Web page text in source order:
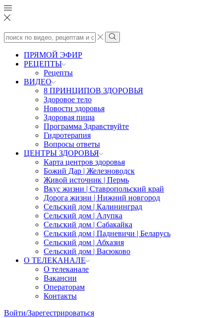
Search
input
Search
ПРЯМОЙ ЭФИР
РЕЦЕПТЫ
Рецепты
ВИДЕО
8 ПРИНЦИПОВ ЗДОРОВЬЯ
Здоровое тело
Новости здоровья
Здоровая пища
Программа Здравствуйте
Гидротерапия
Вопросы ответы
ЦЕНТРЫ ЗДОРОВЬЯ
Карта центров здоровья
Божий Дар | Железноводск
Живой источник | Пермь
Вкус жизни | Ставропольский край
Дорога жизни | Нижний новгород
Сельский дом | Калининград
Сельский дом | Алупка
Сельский дом | Сабакайка
Сельский дом | Падневичи | Беларусь
Сельский дом | Абхазия
Сельский дом | Васюково
О ТЕЛЕКАНАЛЕ
О телеканале
Вакансии
Операторам
Контакты
Войти/Зарегестрироваться